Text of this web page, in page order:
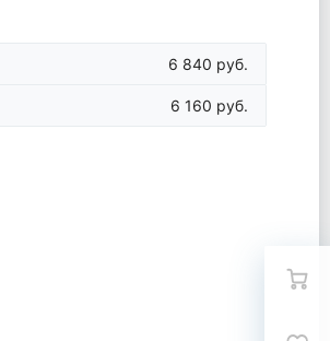
6 840 руб.
6 160 руб.